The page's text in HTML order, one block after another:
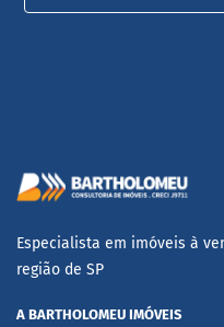
Especialista em imóveis à
região de SP
A BARTHOLOMEU IMÓVEIS